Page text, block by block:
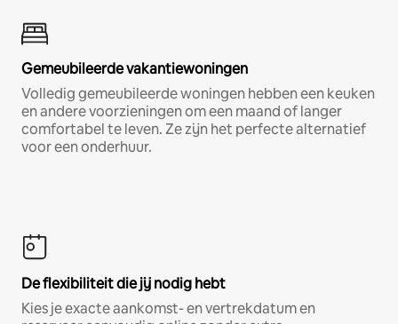
Gemeubileerde vakantiewoningen
Volledig gemeubileerde woningen hebben een keuken
en andere voorzieningen om een maand of langer
comfortabel te leven. Ze zijn het perfecte alternatief
voor een onderhuur.
De flexibiliteit die jij nodig hebt
Kies je exacte aankomst- en vertrekdatum en